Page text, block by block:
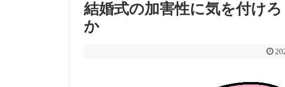
結婚式の加害性に気を付け
か